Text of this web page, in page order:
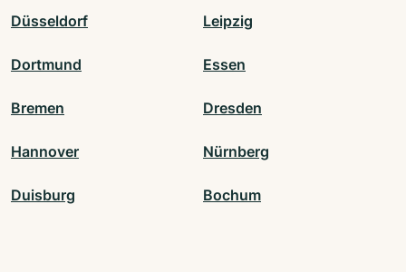
Düsseldorf Leipzig
Dortmund Essen
Bremen Dresden
Hannover Nürnberg
Duisburg Bochum